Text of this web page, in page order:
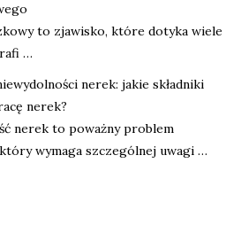
to zjawisko, które dotyka wiele
…
nerek: jakie składniki
nerek?
nerek to poważny problem
wymaga szczególnej uwagi …